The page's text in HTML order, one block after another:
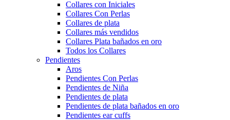
Collares con Iniciales
Collares Con Perlas
Collares de plata
Collares más vendidos
Collares Plata bañados en oro
Todos los Collares
Pendientes
Aros
Pendientes Con Perlas
Pendientes de Niña
Pendientes de plata
Pendientes de plata bañados en oro
Pendientes ear cuffs